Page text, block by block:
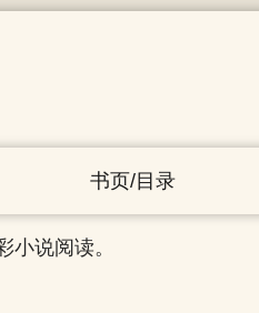
书页/目录
小说阅读。